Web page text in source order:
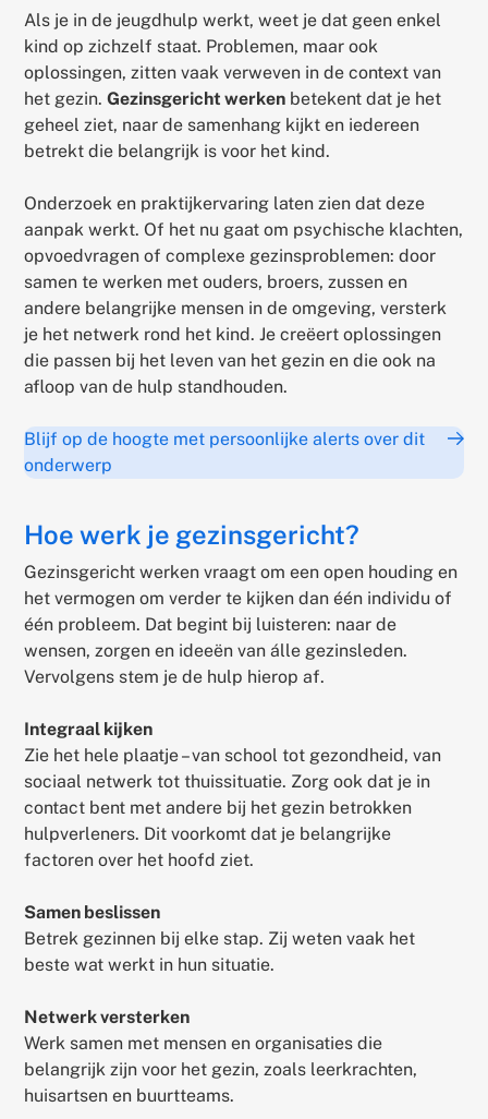
Als je in de jeugdhulp werkt, weet je dat geen enkel
kind op zichzelf staat. Problemen, maar ook
oplossingen, zitten vaak verweven in de context van
het gezin.Gezinsgericht werken betekent dat je het
geheel ziet, naar de samenhang kijkt en iedereen
betrekt die belangrijk is voor het kind.
Onderzoek en praktijkervaring laten zien dat deze
aanpak werkt. Of het nu gaat om psychische klachten,
opvoedvragen of complexe gezinsproblemen: door
samen te werken met ouders, broers, zussen en
andere belangrijke mensen in de omgeving, versterk
je het netwerk rond het kind. Je creëert oplossingen
die passen bij het leven van het gezin en die ook na
afloop van de hulp standhouden.
Blijf op de hoogte met persoonlijke alerts over dit
onderwerp
Hoe werk je gezinsgericht?
Gezinsgericht werken vraagt om een open houding en
het vermogen om verder te kijken dan één individu of
één probleem. Dat begint bij luisteren: naar de
wensen, zorgen en ideeën van álle gezinsleden.
Vervolgens stem je de hulp hierop af.
Integraal kijken
Zie het hele plaatje – van school tot gezondheid, van
sociaal netwerk tot thuissituatie. Zorg ook dat je in
contact bent met andere bij het gezin betrokken
hulpverleners. Dit voorkomt dat je belangrijke
factoren over het hoofd ziet.
Samen beslissen
Betrek gezinnen bij elke stap. Zij weten vaak het
beste wat werkt in hun situatie.
Netwerk versterken
Werk samen met mensen en organisaties die
belangrijk zijn voor het gezin, zoals leerkrachten,
huisartsen en buurtteams.